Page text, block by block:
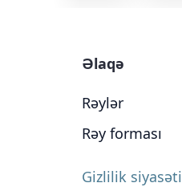
Əlaqə
Rəylər
Rəy forması
Gizlilik siyasəti